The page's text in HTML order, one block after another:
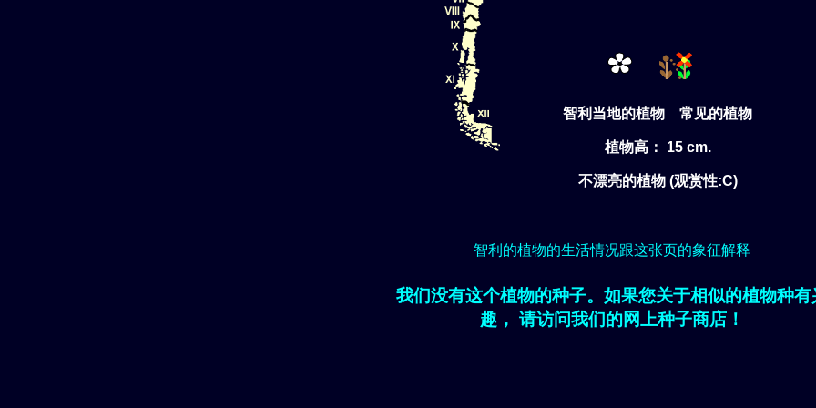
智利当地的植物 常见的植物
植物高： 15 cm.
不漂亮的植物 (观赏性:C)
智利的植物的生活情况跟这张页的象征解释
我们没有这个植物的种子。如果您关于相似的植物种有
趣， 请访问我们的网上种子商店！